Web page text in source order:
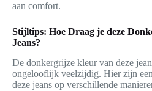
aan comfort.
Stijltips: Hoe Draag je deze
Jeans?
De donkergrijze kleur van deze
ongelooflijk veelzijdig. Hier zijn
deze jeans op verschillende